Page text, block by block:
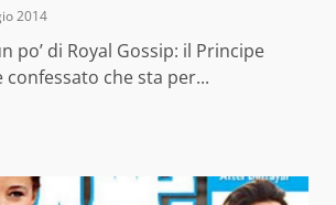
2014
po’ di Royal Gossip: il Principe
che sta per...